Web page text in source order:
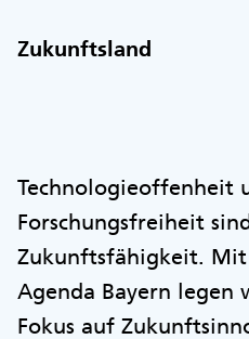
Zukunftsland
Technologieoffenheit
Forschungsfreiheit
Zukunftsfähigkeit.
Agenda Bayern legen
Fokus auf